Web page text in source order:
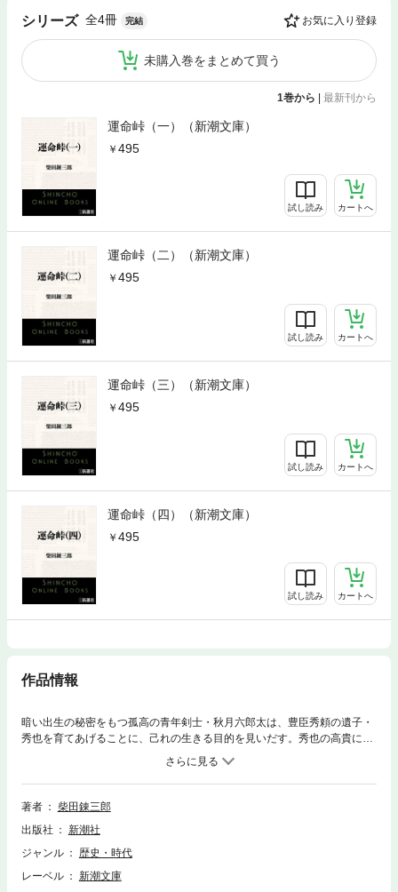
シリーズ 全4冊 完結 お気に入り登録
未購入巻をまとめて買う
1巻から | 最新刊から
運命峠（一）（新潮文庫）
495
試し読み カートへ
運命峠（二）（新潮文庫）
495
試し読み カートへ
運命峠（三）（新潮文庫）
495
試し読み カートへ
運命峠（四）（新潮文庫）
495
試し読み カートへ
作品情報
暗い出生の秘密をもつ孤高の青年剣士・秋月六郎太は、豊臣秀頼の遺子・
秀也を育てあげることに、己れの生きる目的を見いだす。秀也の高貴にし
て薄幸なる生母・桂宮蓮子、しきりに暗躍する徳川の忍者、そして豊臣の
残党。無敵の夕陽剣を体得した六郎太と対決する宮本武蔵、柳生一
門……。登場人物の顔ぶれも多彩に、九州から江戸へと舞台はうつり、奇
想天外な時代絵巻を展開する。全四巻。
著者
柴田錬三郎
出版社
新潮社
ジャンル
歴史・時代
レーベル
新潮文庫